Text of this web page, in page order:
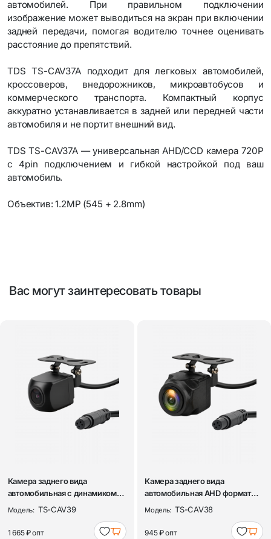
автомобилей. При правильном подключении
изображение может выводиться на экран при включении
задней передачи, помогая водителю точнее оценивать
расстояние до препятствий.
TDS TS-CAV37A подходит для легковых автомобилей,
кроссоверов, внедорожников, микроавтобусов и
коммерческого транспорта. Компактный корпус
аккуратно устанавливается в задней или передней части
автомобиля и не портит внешний вид.
TDS TS-CAV37A — универсальная AHD/CCD камера 720P
с 4pin подключением и гибкой настройкой под ваш
автомобиль.
Объектив: 1.2MP (545 + 2.8mm)
Вас могут заинтересовать товары
Камера заднего вида
автомобильная с динамиком
AHD формат 108...
Модель: TS-CAV39
1 665 ₽опт
Камера заднего вида
автомобильная AHD формат
1080Р TDS TS-CA...
Модель: TS-CAV38
945 ₽опт